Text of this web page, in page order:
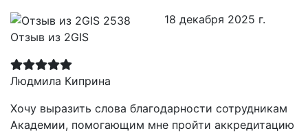
Отзыв из 2GIS
18 декабря 2025 г.
Людмила Киприна
Хочу выразить слова благодарности сотрудникам
Академии, помогающим мне пройти аккредитацию